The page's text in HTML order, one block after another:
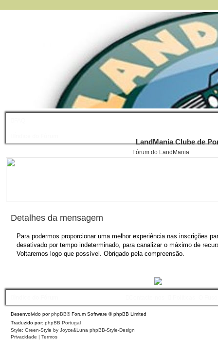
LandMania Clube de
Fórum do LandMania
Detalhes da mensagem
Para podermos proporcionar uma melhor experiência nas inscrições
desativado por tempo indeterminado, para canalizar o máximo de
Voltaremos logo que possível. Obrigado pela compreensão.
Desenvolvido porphpBB® Forum Software © phpBB Limited
Traduzido por: phpBB Portugal
Style: Green-Style by Joyce&Luna phpBB-Style-Design
Privacidade | Termos